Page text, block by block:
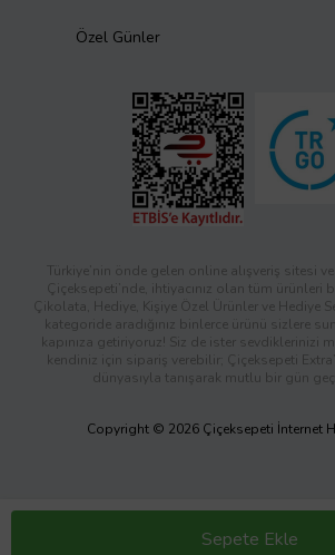
Sepete Ekle
Özel Günler
Türkiye’nin önde gelen online alışveriş sitesi
Çiçeksepeti’nde, ihtiyacınız olan tüm ürünleri
Çikolata, Hediye, Kişiye Özel Ürünler ve Hediye
kategoride aradığınız binlerce ürünü sizlere
kapınıza getiriyoruz! Siz de ister sevdiklerinizi
kendiniz için sipariş verebilir; Çiçeksepeti
dünyasıyla tanışarak mutlu bir gün
Copyright © 2026 Çiçeksepeti İnternet